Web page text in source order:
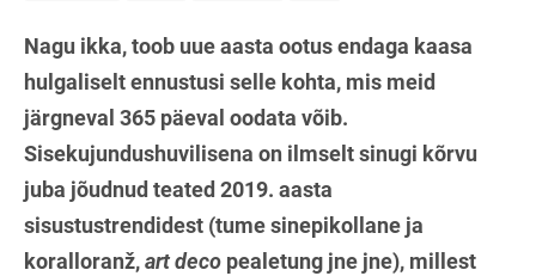
Nagu ikka, toob uue aasta ootus endaga kaasa
hulgaliselt ennustusi selle kohta, mis meid
järgneval 365 päeval oodata võib.
Sisekujundushuvilisena on ilmselt sinugi kõrvu
juba jõudnud teated 2019. aasta
sisustustrendidest (tume sinepikollane ja
koralloranž,art deco pealetung jne jne), millest